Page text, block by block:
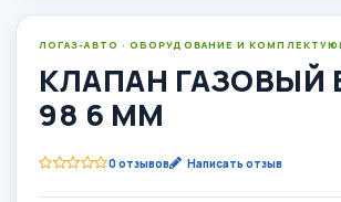
ЛОГАЗ-АВТО · ОБОРУДОВАНИЕ И
КЛАПАН ГАЗОВЫЙ
98 6 ММ
0 отзывов Написать отзыв